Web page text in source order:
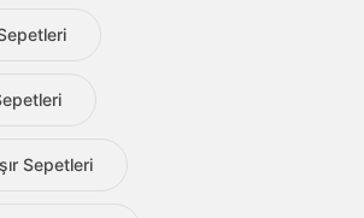
Sepetleri